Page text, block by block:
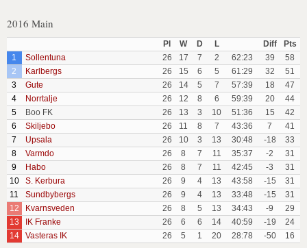
2016 Main
Pl W D L Diff
Pts
1
Sollentuna 26 17 7 2 62:23 39
58
2
Karlbergs 26 15 6 5 61:29 32
51
3
Gute 26 14 5 7 57:39 18
47
4
Norrtalje 26 12 8 6 59:39 20
44
5
Boo FK 26 13 3 10 51:36 15
42
6
Skiljebo 26 11 8 7 43:36 7
41
7
Upsala 26 10 3 13 30:48 -18
33
8
Varmdo 26 8 7 11 35:37 -2
31
9
Habo 26 8 7 11 42:45 -3
31
10
S. Kerbura 26 9 4 13 43:58 -15
31
11
Sundbybergs 26 9 4 13 33:48 -15
31
12
Kvarnsveden 26 8 5 13 34:43 -9
29
13
IK Franke 26 6 6 14 40:59 -19
24
14
Vasteras IK 26 5 1 20 28:78 -50 16